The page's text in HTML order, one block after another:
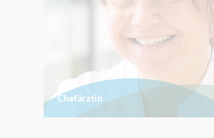
Chefärztin